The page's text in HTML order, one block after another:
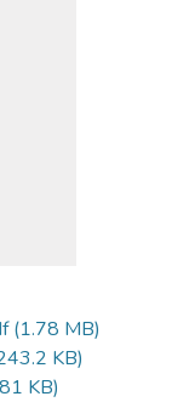
(1.78 MB)
KB)
KB)